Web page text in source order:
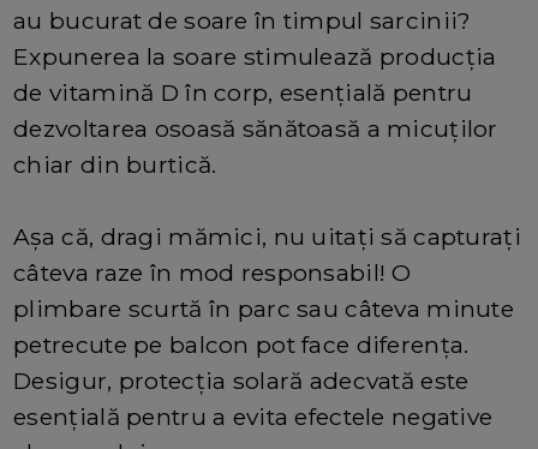
au bucurat de soare în timpul sarcinii?
Expunerea la soare stimulează producția
de vitamină D în corp, esențială pentru
dezvoltarea osoasă sănătoasă a micuților
chiar din burtică.
Așa că, dragi mămici, nu uitați să capturați
câteva raze în mod responsabil! O
plimbare scurtă în parc sau câteva minute
petrecute pe balcon pot face diferența.
Desigur, protecția solară adecvată este
esențială pentru a evita efectele negative